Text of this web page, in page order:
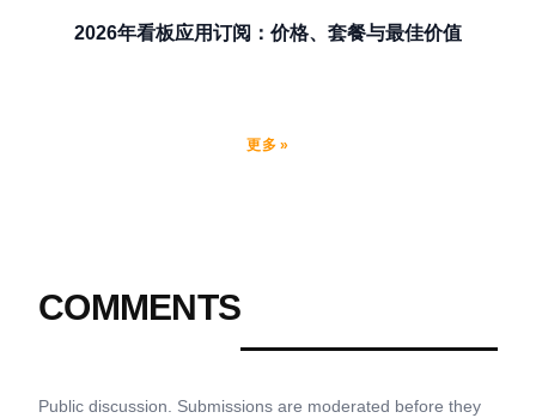
2026年看板应用订阅：价格、套餐与最佳价值
更多 »
COMMENTS
Public discussion. Submissions are moderated before they